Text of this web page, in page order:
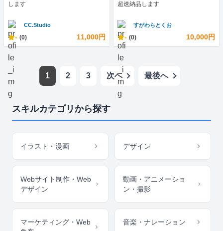
します
CC.Studio
- (0) 11,000円
超速納品します
すがわらとくお
- (0) 10,000円
1 2 3 次へ 最後へ
スキルカテゴリから探す
イラスト・漫画 デザイン
Webサイト制作・Web
デザイン
動画・アニメーショ
ン・撮影
マーケティング・Web
音楽・ナレーション